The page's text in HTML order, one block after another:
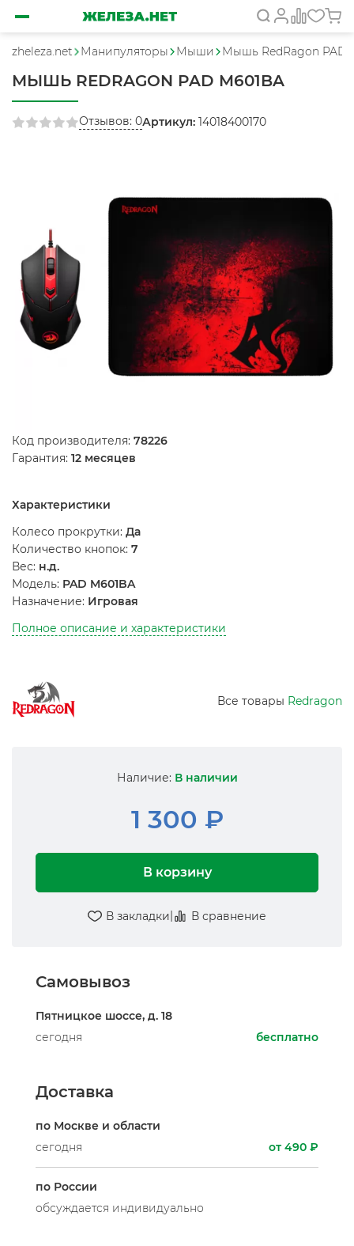
zheleza.net Манипуляторы Мыши Мышь RedRagon PAD
МЫШЬ REDRAGON PAD M601BA
Отзывов: 0Артикул: 14018400170
Код производителя: 78226
Гарантия: 12 месяцев
Характеристики
Колесо прокрутки: Да
Количество кнопок: 7
Вес: н.д.
Модель: PAD M601BA
Назначение: Игровая
Полное описание и характеристики
Все товары Redragon
Наличие: В наличии
1 300 ₽
В корзину
В закладки| В сравнение
Самовывоз
Пятницкое шоссе, д. 18
сегодня
бесплатно
Доставка
по Москве и области
сегодня
от 490 ₽
по России
обсуждается индивидуально